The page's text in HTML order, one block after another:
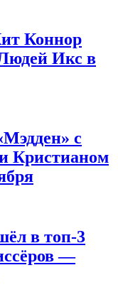
Коннор
Икс в
с
Кристианом
в топ-3
—